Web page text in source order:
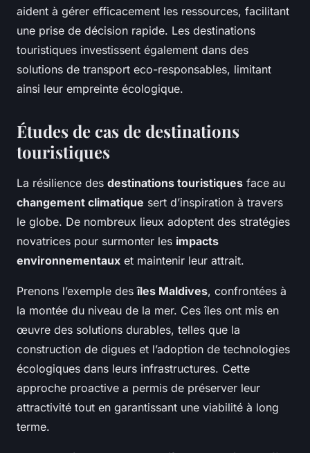
aident à gérer efficacement les ressources, facilitant
une prise de décision rapide. Les destinations
touristiques investissent également dans des
solutions de transport eco-responsables, limitant
ainsi leur empreinte écologique.
Études de cas de destinations
touristiques
La résilience des destinations touristiques face au
changement climatique sert d’inspiration à travers
le globe. De nombreux lieux adoptent des stratégies
novatrices pour surmonter les impacts
environnementaux et maintenir leur attrait.
Prenons l’exemple desîles Maldives, confrontées à
la montée du niveau de la mer. Ces îles ont mis en
œuvre des solutions durables, telles que la
construction de digues et l’adoption de technologies
écologiques dans leurs infrastructures. Cette
approche proactive a permis de préserver leur
attractivité tout en garantissant une viabilité à long
terme.